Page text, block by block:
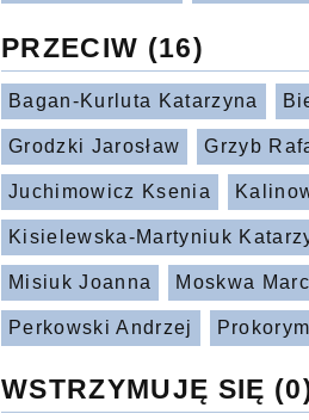
PRZECIW (16)
Bagan-Kurluta Katarzyna
Grodzki Jarosław Grzyb
Juchimowicz Ksenia
Kisielewska-Martyniuk
Misiuk Joanna Moskwa
Perkowski Andrzej
WSTRZYMUJĘ SIĘ